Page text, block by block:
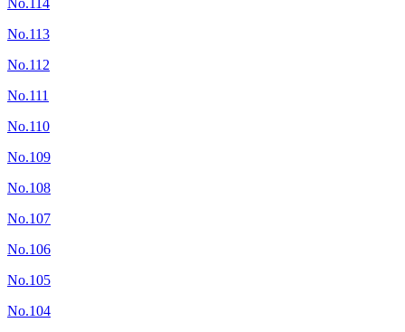
No.113
No.112
No.111
No.110
No.109
No.108
No.107
No.106
No.105
No.104